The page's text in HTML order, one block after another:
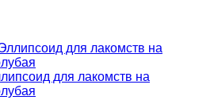
для лакомств на